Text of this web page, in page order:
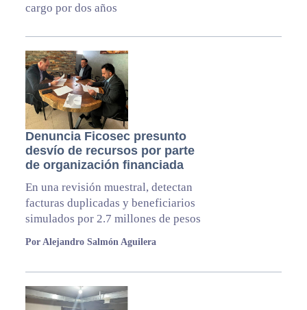
cargo por dos años
Denuncia Ficosec presunto
desvío de recursos por parte
de organización financiada
En una revisión muestral, detectan
facturas duplicadas y beneficiarios
simulados por 2.7 millones de pesos
Por Alejandro Salmón Aguilera